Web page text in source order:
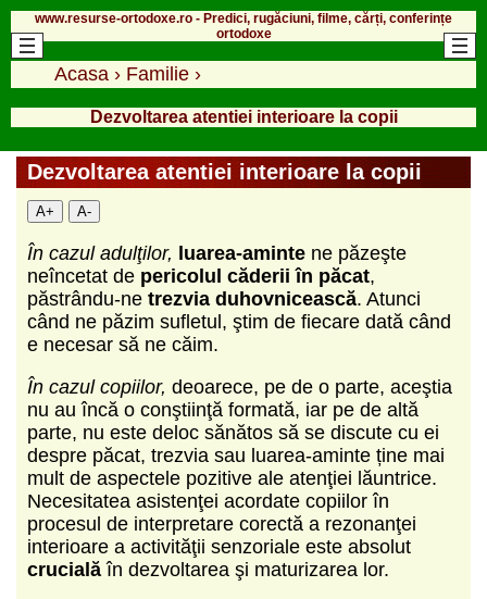
www.resurse-ortodoxe.ro - Predici, rugăciuni, filme, cărți, conferințe
ortodoxe
Acasa › Familie ›
Dezvoltarea atentiei interioare la copii
Dezvoltarea atentiei interioare la copii
A+ A-
În cazul adulţilor, luarea-aminte ne păzeşte
neîncetat de pericolul căderii în păcat,
păstrându-ne trezvia duhovnicească. Atunci
când ne păzim sufletul, ştim de fiecare dată când
e necesar să ne căim.
În cazul copiilor, deoarece, pe de o parte, aceştia
nu au încă o conştiinţă formată, iar pe de altă
parte, nu este deloc sănătos să se discute cu ei
despre păcat, trezvia sau luarea-aminte ține mai
mult de aspectele pozitive ale atenţiei lăuntrice.
Necesitatea asistenţei acordate copiilor în
procesul de interpretare corectă a rezonanţei
interioare a activităţii senzoriale este absolut
crucialăîn dezvoltarea şi maturizarea lor.